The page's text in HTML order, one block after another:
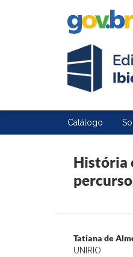
Catálogo
História
Tatiana de
UNIRIO